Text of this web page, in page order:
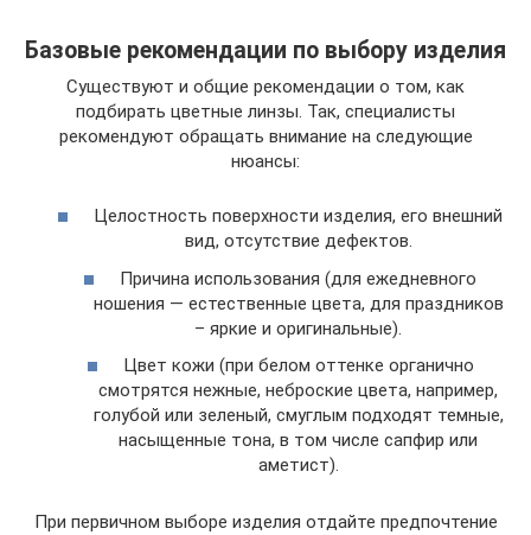
Базовые рекомендации по выбору изделия
Существуют и общие рекомендации о том, как
подбирать цветные линзы. Так, специалисты
рекомендуют обращать внимание на следующие
нюансы:
Целостность поверхности изделия, его внешний
вид, отсутствие дефектов.
Причина использования (для ежедневного
ношения — естественные цвета, для праздников
– яркие и оригинальные).
Цвет кожи (при белом оттенке органично
смотрятся нежные, неброские цвета, например,
голубой или зеленый, смуглым подходят темные,
насыщенные тона, в том числе сапфир или
аметист).
При первичном выборе изделия отдайте предпочтение